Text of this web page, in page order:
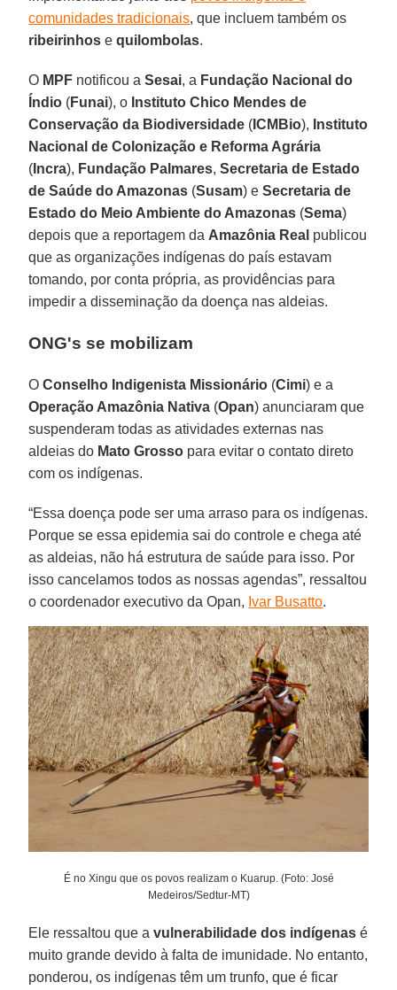
comunidades tradicionais, que incluem também os
ribeirinhos equilombolas.
O MPF notificou aSesai, a Fundação Nacional do
Índio (Funai), o Instituto Chico Mendes de
Conservação da Biodiversidade ( ICMBio), Instituto
Nacional de Colonização e Reforma Agrária
( Incra), Fundação Palmares,Secretaria de Estado
de Saúde do Amazonas (Susam) eSecretaria de
Estado do Meio Ambiente do Amazonas (Sema)
depois que a reportagem da Amazônia Real publicou
que as organizações indígenas do país estavam
tomando, por conta própria, as providências para
impedir a disseminação da doença nas aldeias.
ONG's se mobilizam
OConselho Indigenista Missionário (Cimi) e a
Operação Amazônia Nativa (Opan) anunciaram que
suspenderam todas as atividades externas nas
aldeias do Mato Grosso para evitar o contato direto
com os indígenas.
“Essa doença pode ser uma arraso para os indígenas.
Porque se essa epidemia sai do controle e chega até
as aldeias, não há estrutura de saúde para isso. Por
isso cancelamos todos as nossas agendas”, ressaltou
o coordenador executivo da Opan, Ivar Busatto.
É no Xingu que os povos realizam o Kuarup. (Foto: José
Medeiros/Sedtur-MT)
Ele ressaltou que a vulnerabilidade dos indígenas é
muito grande devido à falta de imunidade. No entanto,
ponderou, os indígenas têm um trunfo, que é ficar